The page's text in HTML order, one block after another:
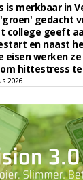
is merkbaar in
gedacht
college geeft
en naast
eisen werken
hittestress
2026